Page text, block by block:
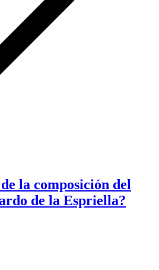
la composición del
de la Espriella?